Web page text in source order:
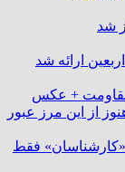
مقاومت + عکس
هنوز از این مرز عبور
«کارشناسان» فقط